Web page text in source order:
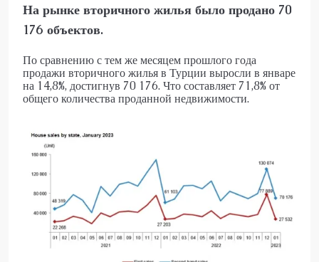
На рынке вторичного жилья было продано 70
176 объектов.
По сравнению с тем же месяцем прошлого года
продажи вторичного жилья в Турции выросли в январе
на 14,8%, достигнув 70 176. Что составляет 71,8% от
общего количества проданной недвижимости.